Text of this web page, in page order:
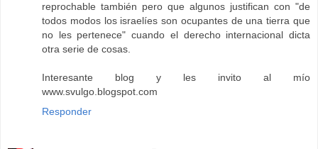
reprochable también pero que algunos justifican con "de
todos modos los israelíes son ocupantes de una tierra que
no les pertenece" cuando el derecho internacional dicta
otra serie de cosas.
Interesante blog y les invito al mío
www.svulgo.blogspot.com
Responder